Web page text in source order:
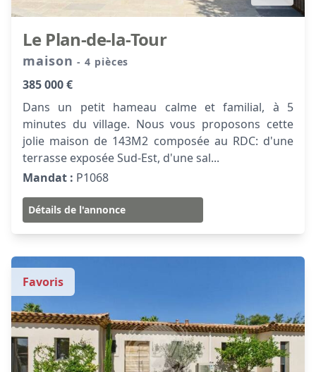
Le Plan-de-la-Tour
maison- 4 pièces
385 000 €
Dans un petit hameau calme et familial, à 5
minutes du village. Nous vous proposons cette
jolie maison de 143M2 composée au RDC: d'une
terrasse exposée Sud-Est, d'une sal...
Mandat : P1068
Détails de l'annonce
Favoris